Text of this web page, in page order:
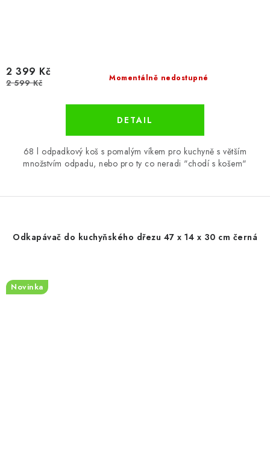
Momentálně nedostupné
2 399 Kč
2 599 Kč
68 l odpadkový koš s pomalým víkem pro kuchyně s větším
množstvím odpadu, nebo pro ty co neradi "chodí s košem"
Odkapávač do kuchyňského dřezu 47 x 14 x 30 cm černá
Novinka